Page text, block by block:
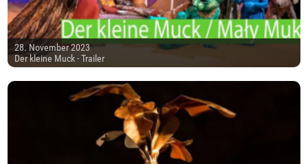
28. November 2023
Der kleine Muck - Trailer